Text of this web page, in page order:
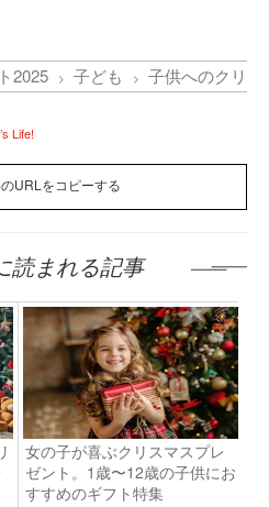
2025 子ども 子供へのクリ
Life!
URLをコピーする
読まれる記事
女の子が喜ぶクリスマスプレ
ゼント。1歳〜12歳の子供にお
すすめのギフト特集